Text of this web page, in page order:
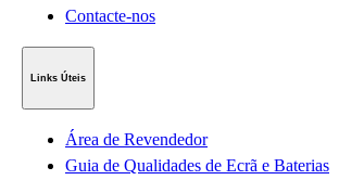
Contacte-nos
Links Úteis
Área de Revendedor
Guia de Qualidades de Ecrã e Baterias